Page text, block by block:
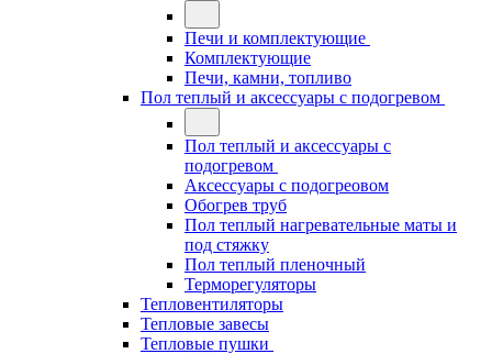
Печи и комплектующие
Комплектующие
Печи, камни, топливо
Пол теплый и аксессуары с подогревом
Пол теплый и аксессуары с
подогревом
Аксессуары с подогреовом
Обогрев труб
Пол теплый нагревательные маты и
под стяжку
Пол теплый пленочный
Терморегуляторы
Тепловентиляторы
Тепловые завесы
Тепловые пушки